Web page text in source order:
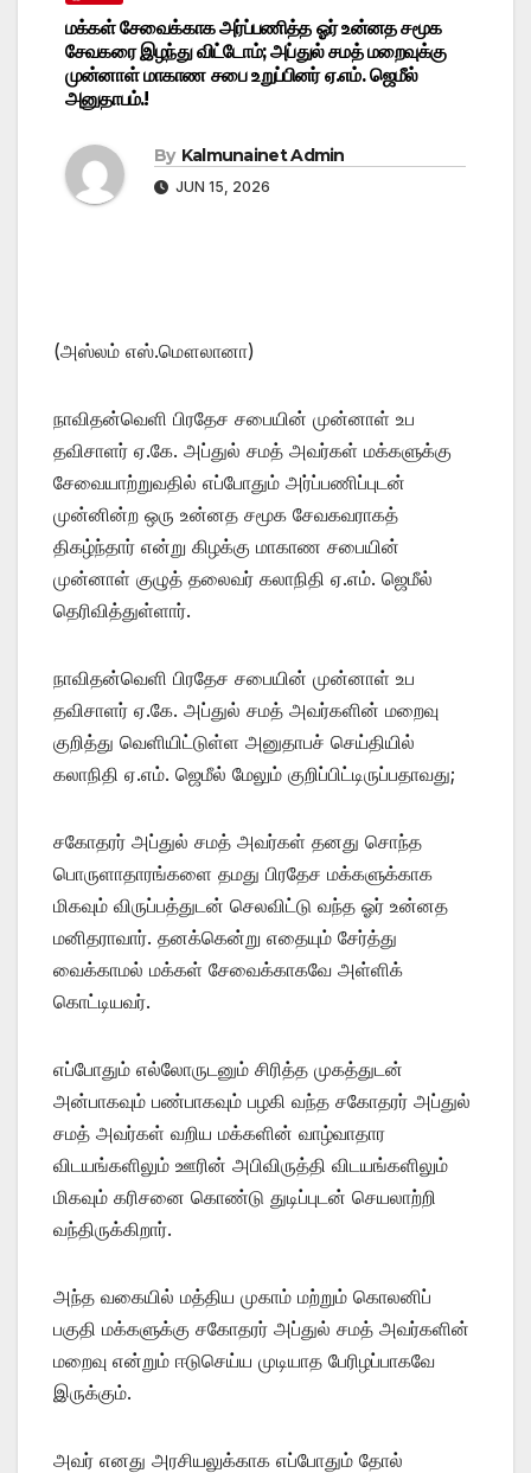
மக்கள் சேவைக்காக அர்ப்பணித்த ஓர் உன்னத சமூக
சேவகரை இழந்து விட்டோம்; அப்துல் சமத் மறைவுக்கு
முன்னாள் மாகாண சபை உறுப்பினர் ஏ.எம். ஜெமீல்
அனுதாபம்.!
By Kalmunainet Admin
JUN 15, 2026
(அஸ்லம் எஸ்.மௌலானா)
நாவிதன்வெளி பிரதேச சபையின் முன்னாள் உப
தவிசாளர் ஏ.கே. அப்துல் சமத் அவர்கள் மக்களுக்கு
சேவையாற்றுவதில் எப்போதும் அர்ப்பணிப்புடன்
முன்னின்ற ஒரு உன்னத சமூக சேவகவராகத்
திகழ்ந்தார் என்று கிழக்கு மாகாண சபையின்
முன்னாள் குழுத் தலைவர் கலாநிதி ஏ.எம். ஜெமீல்
தெரிவித்துள்ளார்.
நாவிதன்வெளி பிரதேச சபையின் முன்னாள் உப
தவிசாளர் ஏ.கே. அப்துல் சமத் அவர்களின் மறைவு
குறித்து வெளியிட்டுள்ள அனுதாபச் செய்தியில்
கலாநிதி ஏ.எம். ஜெமீல் மேலும் குறிப்பிட்டிருப்பதாவது;
சகோதரர் அப்துல் சமத் அவர்கள் தனது சொந்த
பொருளாதாரங்களை தமது பிரதேச மக்களுக்காக
மிகவும் விருப்பத்துடன் செலவிட்டு வந்த ஓர் உன்னத
மனிதராவார். தனக்கென்று எதையும் சேர்த்து
வைக்காமல் மக்கள் சேவைக்காகவே அள்ளிக்
கொட்டியவர்.
எப்போதும் எல்லோருடனும் சிரித்த முகத்துடன்
அன்பாகவும் பண்பாகவும் பழகி வந்த சகோதரர் அப்துல்
சமத் அவர்கள் வறிய மக்களின் வாழ்வாதார
விடயங்களிலும் ஊரின் அபிவிருத்தி விடயங்களிலும்
மிகவும் கரிசனை கொண்டு துடிப்புடன் செயலாற்றி
வந்திருக்கிறார்.
அந்த வகையில் மத்திய முகாம் மற்றும் கொலனிப்
பகுதி மக்களுக்கு சகோதரர் அப்துல் சமத் அவர்களின்
மறைவு என்றும் ஈடுசெய்ய முடியாத பேரிழப்பாகவே
இருக்கும்.
அவர் எனது அரசியலுக்காக எப்போதும் தோல்